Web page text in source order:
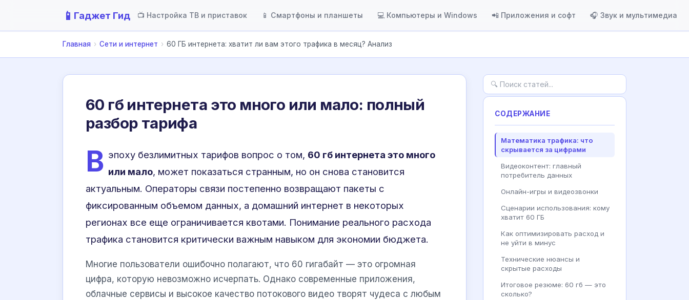
📱 Гаджет Гид 📺 Настройка ТВ и приставок 📱 Смартфоны и планшеты 💻 Компьютеры и Windows 📲 Приложения и софт 🎧 Звук и мультимедиа
Главная › Сети и интернет › 60 ГБ интернета: хватит ли вам этого трафика в месяц? Анализ
60 гб интернета это много или мало: полный
разбор тарифа
В эпоху безлимитных тарифов вопрос о том, 60 гб интернета это много
или мало, может показаться странным, но он снова становится
актуальным. Операторы связи постепенно возвращают пакеты с
фиксированным объемом данных, а домашний интернет в некоторых
регионах все еще ограничивается квотами. Понимание реального расхода
трафика становится критически важным навыком для экономии бюджета.
Многие пользователи ошибочно полагают, что 60 гигабайт — это огромная
цифра, которую невозможно исчерпать. Однако современные приложения,
облачные сервисы и высокое качество потокового видео творят чудеса с любым
СОДЕРЖАНИЕ
Математика трафика: что
скрывается за цифрами
Видеоконтент: главный
потребитель данных
Онлайн-игры и видеозвонки
Сценарии использования: кому
хватит 60 ГБ
Как оптимизировать расход и
не уйти в минус
Технические нюансы и
скрытые расходы
Итоговое резюме: 60 гб — это
сколько?